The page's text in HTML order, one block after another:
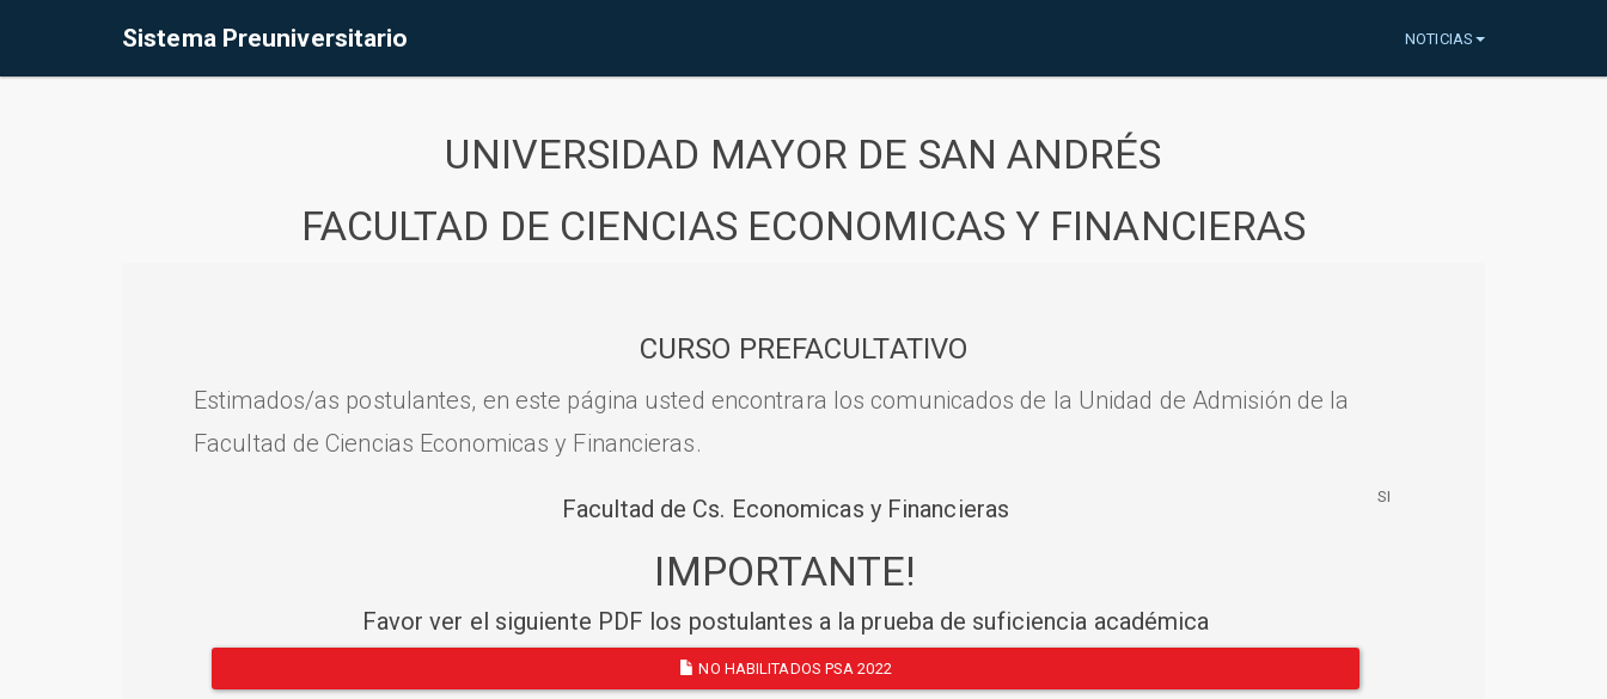
Sistema Preuniversitario NOTICIAS
UNIVERSIDAD MAYOR DE SAN ANDRÉS
FACULTAD DE CIENCIAS ECONOMICAS Y FINANCIERAS
CURSO PREFACULTATIVO
Estimados/as postulantes, en este página usted encontrara los comunicados de la Unidad de Admisión de la
Facultad de Ciencias Economicas y Financieras.
Facultad de Cs. Economicas y Financieras
IMPORTANTE!
Favor ver el siguiente PDF los postulantes a la prueba de suficiencia académica
NO HABILITADOS PSA 2022
SI